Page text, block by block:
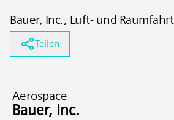
Bauer, Inc., Luft- und Raumfahrt
Teilen
Aerospace
Bauer, Inc.